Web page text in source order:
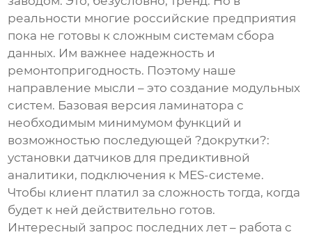
реальности многие российские предприятия
пока не готовы к сложным системам сбора
данных. Им важнее надежность и
ремонтопригодность. Поэтому наше
направление мысли – это создание модульных
систем. Базовая версия ламинатора с
необходимым минимумом функций и
возможностью последующей ?докрутки?:
установки датчиков для предиктивной
аналитики, подключения к MES-системе.
Чтобы клиент платил за сложность тогда, когда
будет к ней действительно готов.
Интересный запрос последних лет – работа с